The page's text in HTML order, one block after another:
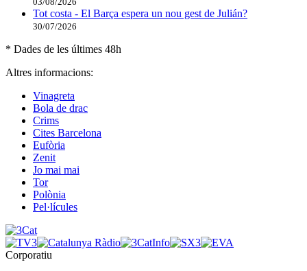
Tot costa - El Barça espera un nou gest de Julián?
30/07/2026
* Dades de les últimes 48h
Altres informacions:
Vinagreta
Bola de drac
Crims
Cites Barcelona
Eufòria
Zenit
Jo mai mai
Tor
Polònia
Pel·lícules
Corporatiu